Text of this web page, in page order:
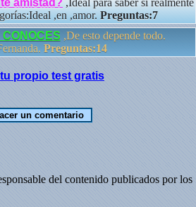
amistad? ,Ideal para saber si realmente
,en ,amor. Preguntas:7
,De esto depende todo.
Preguntas:14
propio test gratis
del contenido publicados por los